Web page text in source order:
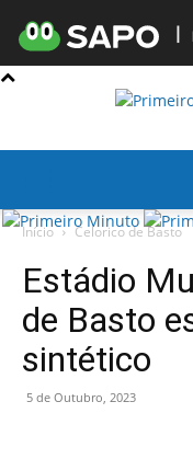
Início Celorico de Basto
Estádio
de Basto
sintético
5 de Outubro, 2023